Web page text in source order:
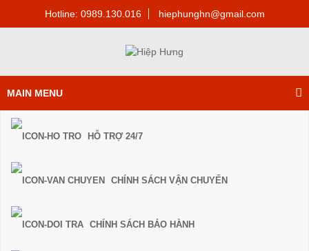
Hotline: 0989.130.016 hiephunghn@gmail.com
MAIN MENU
HỖ TRỢ 24/7
CHÍNH SÁCH VẬN CHUYỂN
CHÍNH SÁCH BẢO HÀNH